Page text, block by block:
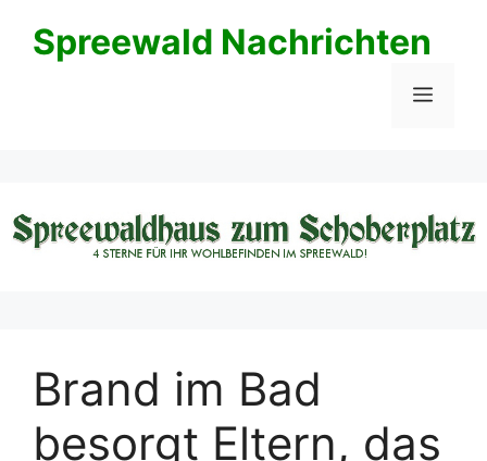
InhaltSpreewald Nachrichten
Menü
Brand im Bad
besorgt Eltern, das